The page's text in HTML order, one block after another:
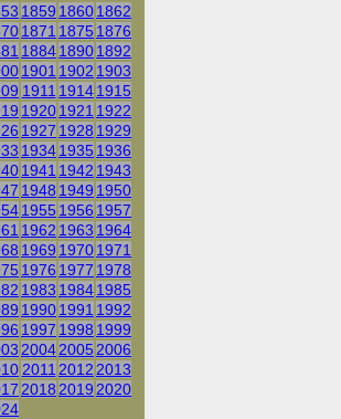
1859 18601862
1871 1875 1876
188418901892
1901 1902 1903
1911 19141915
19201921 1922
1927 1928 1929
19341935 1936
1941 1942 1943
1948 1949 1950
1955 1956 1957
1962 1963 1964
1969 19701971
1976 1977 1978
1983 19841985
19901991 1992
1997 1998 1999
20042005 2006
2011 2012 2013
2018 2019 2020